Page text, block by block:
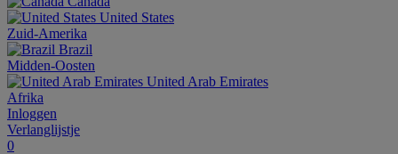
United States
Zuid-Amerika
Brazil
Midden-Oosten
United Arab Emirates
Afrika
Inloggen
Verlanglijstje
0